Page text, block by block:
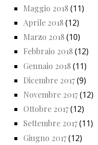
Maggio 2018(11)
Aprile 2018(12)
Marzo 2018(10)
Febbraio 2018(12)
Gennaio 2018(11)
Dicembre 2017(9)
Novembre 2017(12)
Ottobre 2017(12)
Settembre 2017(11)
Giugno 2017(12)